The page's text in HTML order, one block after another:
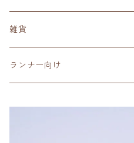
巾着袋
トートバッグ
Tシャツ
スウェット・パーカー
雑貨
ステッカー
ランナー向け